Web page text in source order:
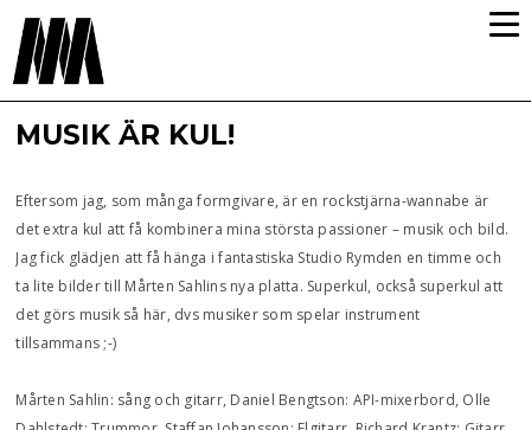
MUSIK ÄR KUL!
Eftersom jag, som många formgivare, är en rockstjärna-wannabe är
det extra kul att få kombinera mina största passioner – musik och bild.
Jag fick glädjen att få hänga i fantastiska Studio Rymden en timme och
ta lite bilder till Mårten Sahlins nya platta. Superkul, också superkul att
det görs musik så här, dvs musiker som spelar instrument
tillsammans ;-)
Mårten Sahlin: sång och gitarr, Daniel Bengtson: API-mixerbord, Olle